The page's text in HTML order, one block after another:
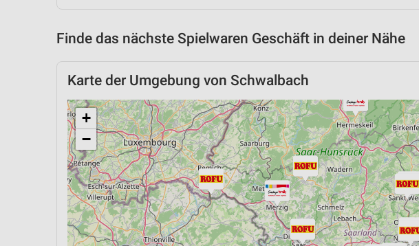
Finde das nächste Spielwaren Geschäft in deiner Nähe
Karte der Umgebung von Schwalbach
+
−